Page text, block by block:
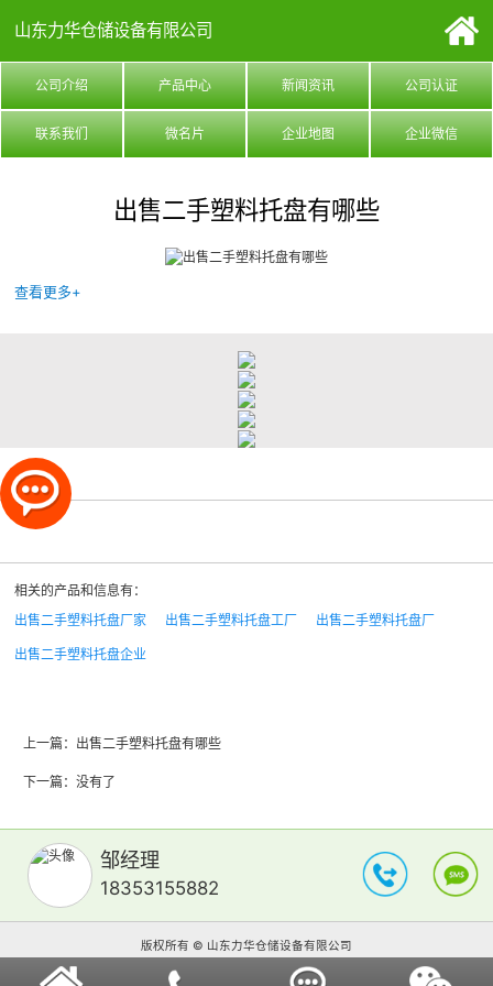
山东力华仓储设备有限公司
公司介绍 产品中心 新闻资讯 公司认证
联系我们 微名片 企业地图 企业微信
出售二手塑料托盘有哪些
查看更多+
相关的产品和信息有：
出售二手塑料托盘厂家
出售二手塑料托盘工厂 出售二手塑料托盘厂
出售二手塑料托盘企业
上一篇： 出售二手塑料托盘有哪些
下一篇：没有了
邹经理
18353155882
版权所有 © 山东力华仓储设备有限公司